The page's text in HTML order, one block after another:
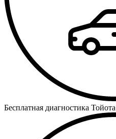
Бесплатная диагностика Тойота